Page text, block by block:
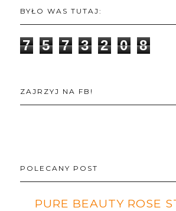
BYŁO WAS TUTAJ:
7 5 7 3 2 0 8
ZAJRZYJ NA FB!
POLECANY POST
PURE BEAUTY ROSE